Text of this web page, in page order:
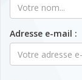
Adresse e-mail :